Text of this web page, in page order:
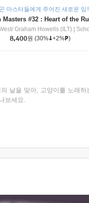
마스터들에게 주어진 새로운 임
Graham Howells (ILT)
8,400원 (30% +2% )
날을 맞아, 고양이를 노래하
보세요.